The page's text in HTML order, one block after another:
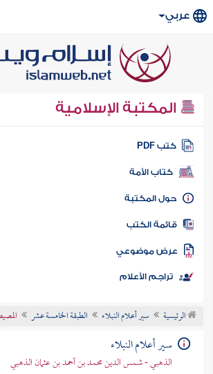
عربي
المكتبة الإسلامية
كتب PDF
كتاب الأمة
المكتبة
الكتب
موضوعي
تراجم الأعلام
الرئيسية سير أعلام النبلاء الطبقة الخامسة عشر
سير أعلام النبلاء
الذهبي - شمس الدين محمد بن أحمد بن عثمان الذهبي